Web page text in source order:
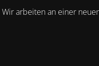
Wir arbeiten an einer